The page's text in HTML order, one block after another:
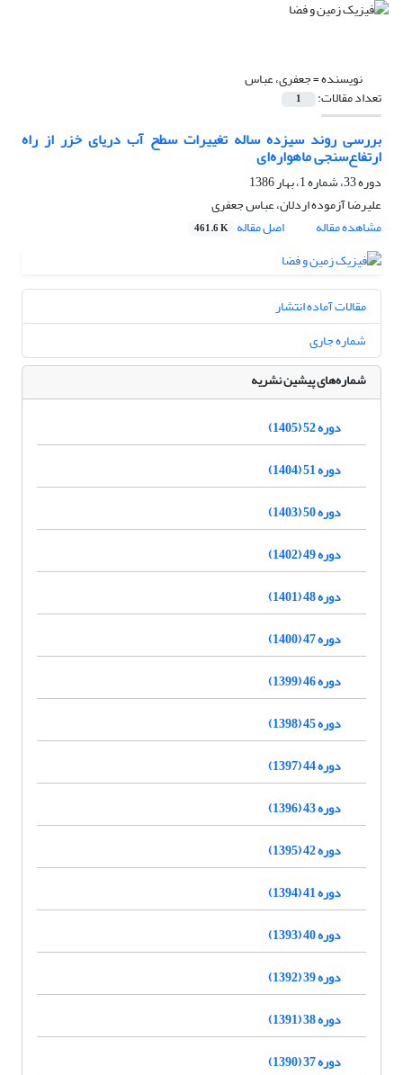
نویسنده =جعفری، عباس
تعداد مقالات: 1
بررسی روند سیزده ساله تغییرات سطح آب دریای ‌خزر از راه
ارتفاع‌سنجی ماهواره‌ای
دوره 33، شماره 1، بهار 1386
علیرضا آزموده اردلان، عباس جعفری
مشاهده مقاله
اصل مقاله 461.6 K
مقالات آماده انتشار
شماره جاری
شماره‌های پیشین نشریه
دوره 52 (1405)
دوره 51 (1404)
دوره 50 (1403)
دوره 49 (1402)
دوره 48 (1401)
دوره 47 (1400)
دوره 46 (1399)
دوره 45 (1398)
دوره 44 (1397)
دوره 43 (1396)
دوره 42 (1395)
دوره 41 (1394)
دوره 40 (1393)
دوره 39 (1392)
دوره 38 (1391)
دوره 37 (1390)